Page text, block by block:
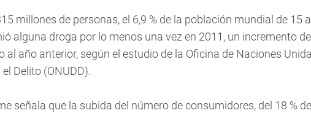
millones de personas, el 6,9 % de la población mundial de 15
alguna droga por lo menos una vez en 2011, un incremento
al año anterior, según el estudio de la Oficina de Naciones
Delito (ONUDD).
señala que la subida del número de consumidores, del 18 %